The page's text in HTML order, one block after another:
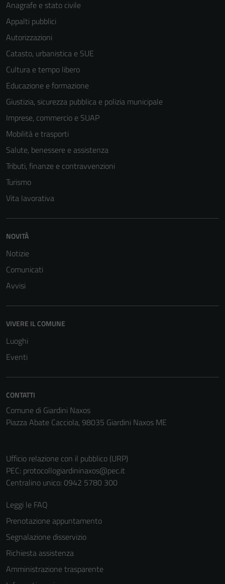
Anagrafe e stato civile
Appalti pubblici
Autorizzazioni
Catasto, urbanistica e SUE
Cultura e tempo libero
Educazione e formazione
Giustizia, sicurezza pubblica e polizia municipale
Imprese, commercio e SUAP
Mobilità e trasporti
Salute, benessere e assistenza
Tributi, finanze e contravvenzioni
Turismo
Vita lavorativa
NOVITÀ
Notizie
Comunicati
Avvisi
VIVERE IL COMUNE
Luoghi
Eventi
CONTATTI
Comune di Giardini Naxos
Piazza Abate Cacciola, 98035 Giardini Naxos ME
Ufficio relazione con il pubblico (URP)
PEC: protocollogiardininaxos@pec.it
Centralino unico: 0942 5780 300
Leggi le FAQ
Prenotazione appuntamento
Segnalazione disservizio
Richiesta assistenza
Amministrazione trasparente
del sito e non
informazioni